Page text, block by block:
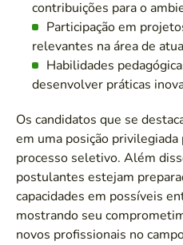
contribuições para o
Participação em
relevantes na área de
Habilidades
desenvolver práticas
Os candidatos que se
em uma posição privilegiada
processo seletivo. Além
postulantes estejam
capacidades em possíveis
mostrando seu
novos profissionais no